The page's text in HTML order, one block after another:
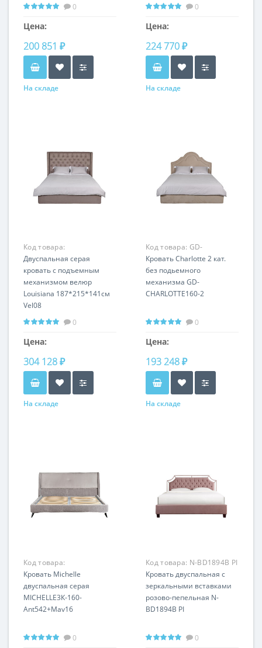
0
Цена:
200 851 ₽
На складе
0
Цена:
224 770 ₽
На складе
Код товара:
LOUISIANA1К-160M-Vel08
Двуспальная серая
кровать с подъемным
механизмом велюр
Louisiana 187*215*141см
Vel08
0
Цена:
304 128 ₽
На складе
Код товара: GD-
CHARLOTTE160-2
Кровать Charlotte 2 кат.
без подьемного
механизма GD-
CHARLOTTE160-2
0
Цена:
193 248 ₽
На складе
Код товара:
MICHELLE3К-160-
Ant542+Mav16
Кровать Michelle
двуспальная серая
MICHELLE3К-160-
Ant542+Mav16
0
Код товара: N-BD1894B PI
Кровать двуспальная с
зеркальными вставками
розово-пепельная N-
BD1894B PI
0